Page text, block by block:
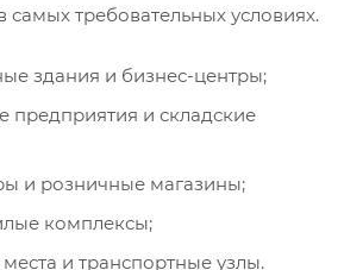
самых требовательных условиях.
здания и бизнес-центры;
и складские
и розничные магазины;
комплексы;
и транспортные узлы.